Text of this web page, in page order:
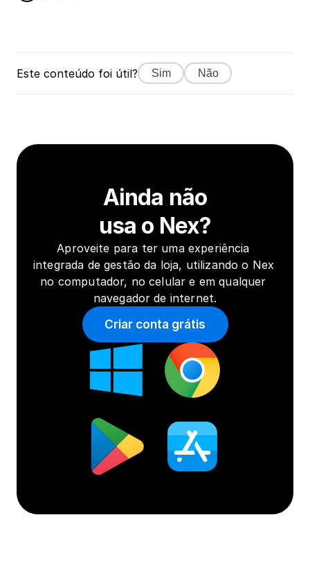
Este conteúdo foi útil? Sim Não
Ainda não
usa o Nex?
Aproveite para ter uma experiência
integrada de gestão da loja, utilizando o Nex
no computador, no celular e em qualquer
navegador de internet.
Criar conta grátis